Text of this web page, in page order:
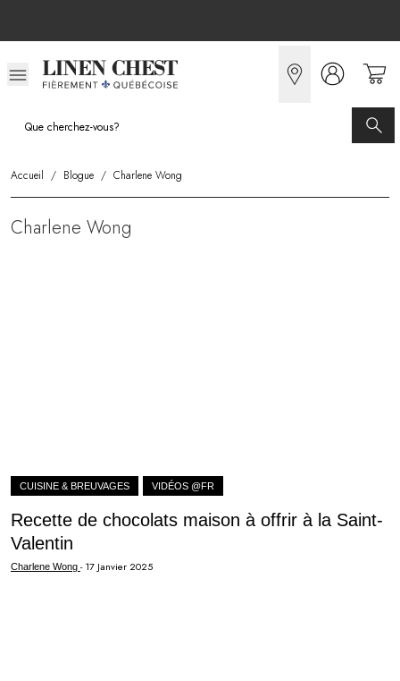
Accueil / Blogue / Charlene Wong
Charlene Wong
CUISINE & BREUVAGES VIDÉOS @FR
Recette de chocolats maison à offrir à la Saint-
Valentin
Charlene Wong - 17 Janvier 2025